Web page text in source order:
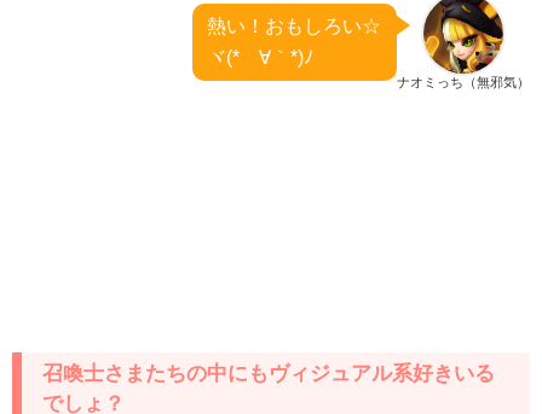
ナオミっち（無邪気）
熱い！おもしろい☆
ヾ(*´∀｀*)ﾉ
召喚士さまたちの中にもヴィジュアル系好きいる
でしょ？